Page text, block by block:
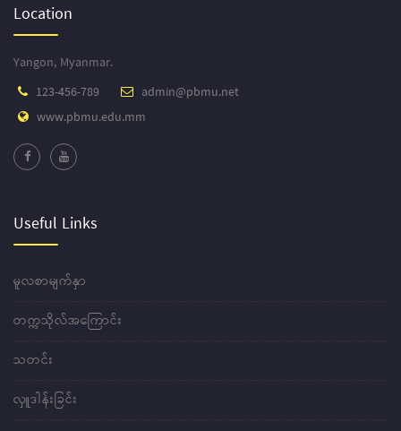
Location
Yangon, Myanmar.
123-456-789
admin@pbmu.net
www.pbmu.edu.mm
Useful Links
မူလစာမျက်နှာ
တက္ကသိုလ်အကြောင်း
သတင်း
လှူဒါန်းခြင်း